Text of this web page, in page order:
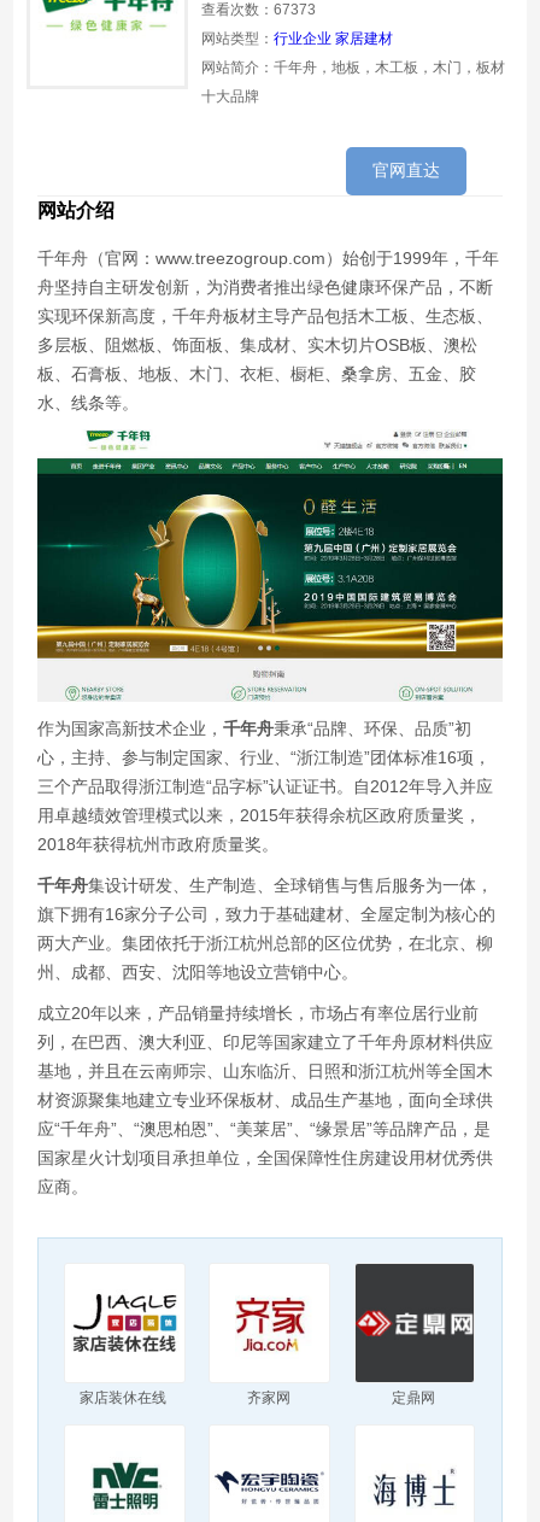
查看次数：67373
网站类型：行业企业 家居建材
网站简介：千年舟，地板，木工板，木门，板材
十大品牌
官网直达
网站介绍
千年舟（官网：www.treezogroup.com）始创于1999年，千年
舟坚持自主研发创新，为消费者推出绿色健康环保产品，不断
实现环保新高度，千年舟板材主导产品包括木工板、生态板、
多层板、阻燃板、饰面板、集成材、实木切片OSB板、澳松
板、石膏板、地板、木门、衣柜、橱柜、桑拿房、五金、胶
水、线条等。
作为国家高新技术企业，千年舟秉承“品牌、环保、品质”初
心，主持、参与制定国家、行业、“浙江制造”团体标准16项，
三个产品取得浙江制造“品字标”认证证书。自2012年导入并应
用卓越绩效管理模式以来，2015年获得余杭区政府质量奖，
2018年获得杭州市政府质量奖。
千年舟集设计研发、生产制造、全球销售与售后服务为一体，
旗下拥有16家分子公司，致力于基础建材、全屋定制为核心的
两大产业。集团依托于浙江杭州总部的区位优势，在北京、柳
州、成都、西安、沈阳等地设立营销中心。
成立20年以来，产品销量持续增长，市场占有率位居行业前
列，在巴西、澳大利亚、印尼等国家建立了千年舟原材料供应
基地，并且在云南师宗、山东临沂、日照和浙江杭州等全国木
材资源聚集地建立专业环保板材、成品生产基地，面向全球供
应“千年舟”、“澳思柏恩”、“美莱居”、“缘景居”等品牌产品，是
国家星火计划项目承担单位，全国保障性住房建设用材优秀供
应商。
家店装休在线 齐家网 定鼎网